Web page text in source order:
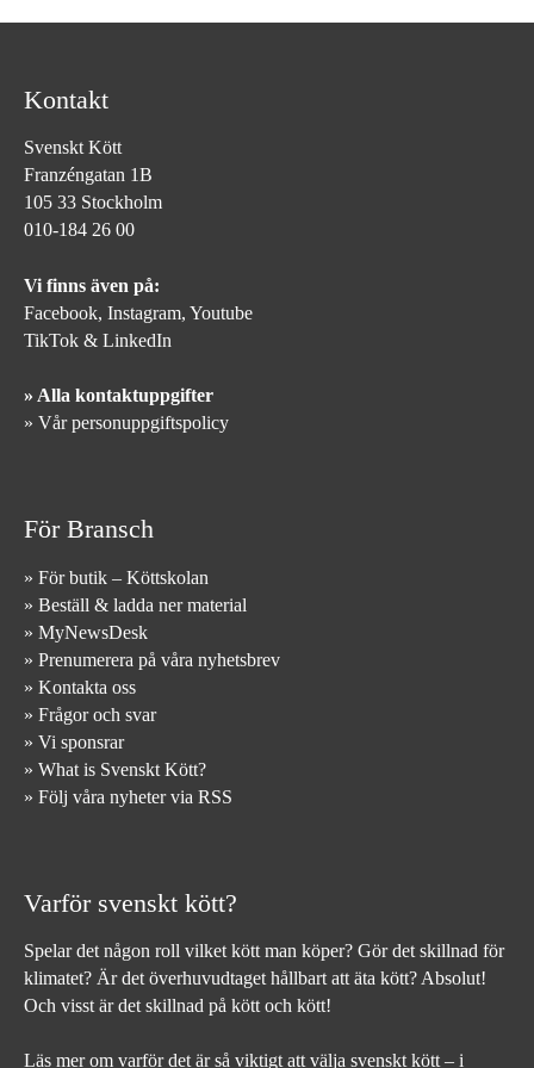
Kontakt
Svenskt Kött
Franzéngatan 1B
105 33 Stockholm
010-184 26 00
Vi finns även på:
Facebook, Instagram, Youtube
TikTok & LinkedIn
» Alla kontaktuppgifter
» Vår personuppgiftspolicy
För Bransch
» För butik – Köttskolan
» Beställ & ladda ner material
» MyNewsDesk
» Prenumerera på våra nyhetsbrev
» Kontakta oss
» Frågor och svar
» Vi sponsrar
» What is Svenskt Kött?
» Följ våra nyheter via RSS
Varför svenskt kött?
Spelar det någon roll vilket kött man köper? Gör det skillnad för
klimatet? Är det överhuvudtaget hållbart att äta kött? Absolut!
Och visst är det skillnad på kött och kött!
Läs mer om varför det är så viktigt att välja svenskt kött – i